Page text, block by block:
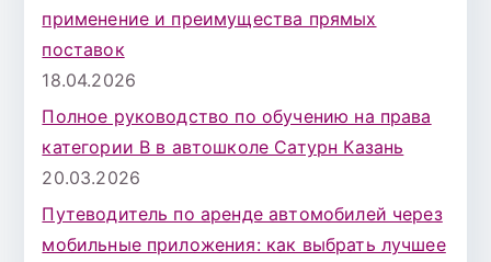
применение и преимущества прямых
поставок
18.04.2026
Полное руководство по обучению на права
категории B в автошколе Сатурн Казань
20.03.2026
Путеводитель по аренде автомобилей через
мобильные приложения: как выбрать лучшее